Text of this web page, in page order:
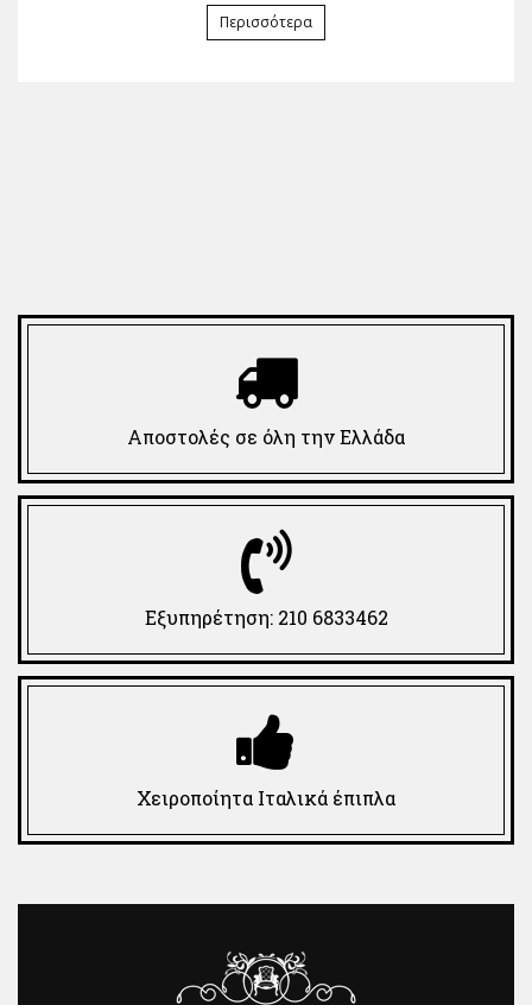
Περισσότερα
Αποστολές σε όλη την Ελλάδα
Εξυπηρέτηση: 210 6833462
Χειροποίητα Ιταλικά έπιπλα